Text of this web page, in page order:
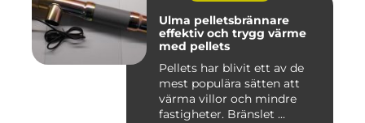
Ulma pelletsbrännare
effektiv och trygg värme
med pellets
Pellets har blivit ett av de
mest populära sätten att
värma villor och mindre
fastigheter. Bränslet ...